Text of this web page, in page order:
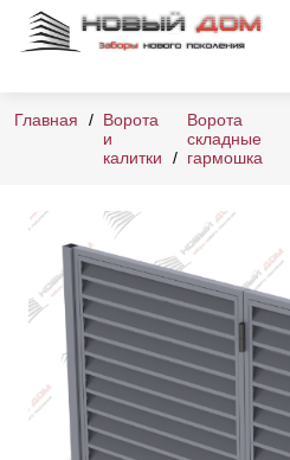
Главная
Ворота
и
калитки
Ворота
складные
гармошка